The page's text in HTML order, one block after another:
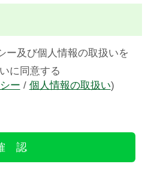
ー及び個人情報の取扱いを
に同意する
ー / 個人情報の取扱い)